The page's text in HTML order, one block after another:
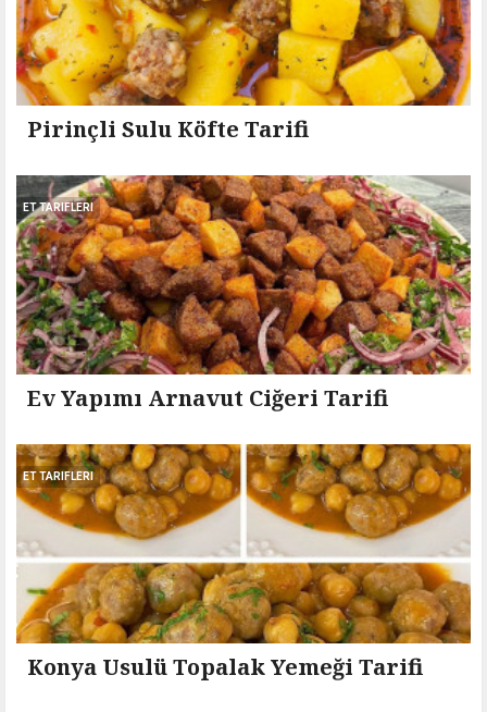
Pirinçli Sulu Köfte Tarifi
ET TARIFLERI
Ev Yapımı Arnavut Ciğeri Tarifi
ET TARIFLERI
Konya Usulü Topalak Yemeği Tarifi